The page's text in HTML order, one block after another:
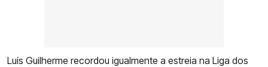
Luís Guilherme recordou igualmente a estreia na Liga dos